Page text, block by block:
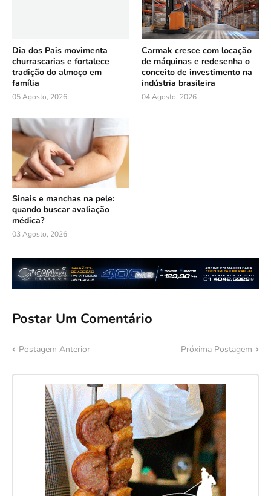
Dia dos Pais movimenta
churrascarias e fortalece
tradição do almoço em
família
05 Agosto, 2026
Carmak cresce com locação
de máquinas e redesenha o
conceito de investimento na
indústria brasileira
04 Agosto, 2026
Sinais e manchas na pele:
quando buscar avaliação
médica?
03 Agosto, 2026
Postar Um Comentário
Postagem Anterior Próxima Postagem